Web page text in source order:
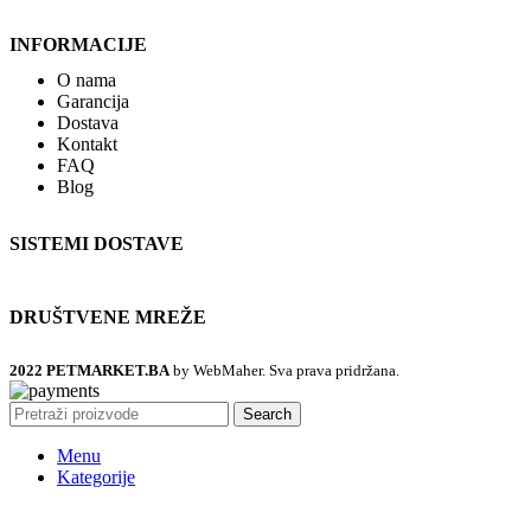
INFORMACIJE
O nama
Garancija
Dostava
Kontakt
FAQ
Blog
SISTEMI DOSTAVE
DRUŠTVENE MREŽE
2022 PETMARKET.BAby WebMaher. Sva prava pridržana.
Search
Menu
Kategorije